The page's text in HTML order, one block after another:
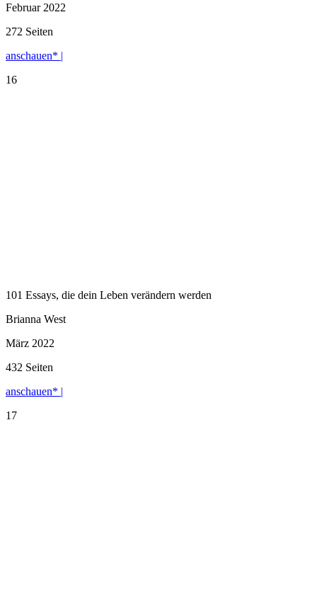
Februar 2022
272 Seiten
anschauen* |
16
101 Essays, die dein Leben verändern werden
Brianna West
März 2022
432 Seiten
anschauen* |
17